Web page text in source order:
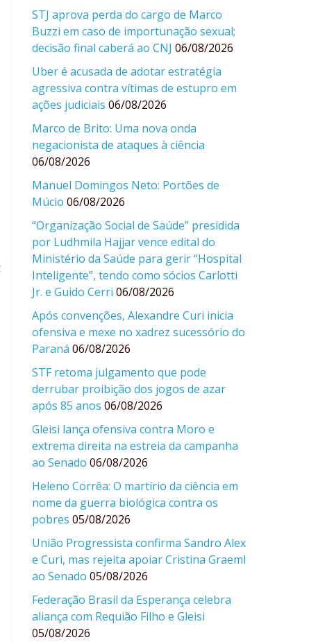
STJ aprova perda do cargo de Marco
Buzzi em caso de importunação sexual;
decisão final caberá ao CNJ 06/08/2026
Uber é acusada de adotar estratégia
agressiva contra vítimas de estupro em
ações judiciais 06/08/2026
Marco de Brito: Uma nova onda
negacionista de ataques à ciência
06/08/2026
Manuel Domingos Neto: Portões de
Múcio 06/08/2026
“Organização Social de Saúde” presidida
por Ludhmila Hajjar vence edital do
Ministério da Saúde para gerir “Hospital
Inteligente”, tendo como sócios Carlotti
Jr. e Guido Cerri 06/08/2026
Após convenções, Alexandre Curi inicia
ofensiva e mexe no xadrez sucessório do
Paraná 06/08/2026
STF retoma julgamento que pode
derrubar proibição dos jogos de azar
após 85 anos 06/08/2026
Gleisi lança ofensiva contra Moro e
extrema direita na estreia da campanha
ao Senado 06/08/2026
Heleno Corrêa: O martírio da ciência em
nome da guerra biológica contra os
pobres 05/08/2026
União Progressista confirma Sandro Alex
e Curi, mas rejeita apoiar Cristina Graeml
ao Senado 05/08/2026
Federação Brasil da Esperança celebra
aliança com Requião Filho e Gleisi
05/08/2026